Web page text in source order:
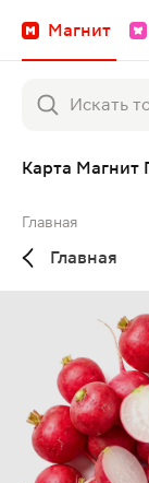
Магнит
Карта Магнит
Главная
Главная